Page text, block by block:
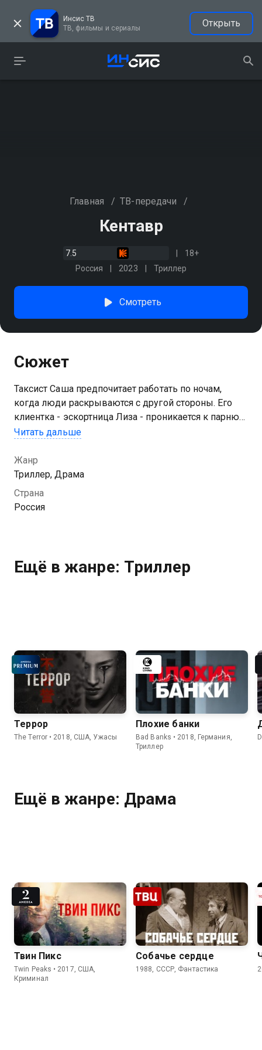
Инсис ТВ
ТВ, фильмы и сериалы
Открыть
Главная / ТВ-передачи /
Кентавр
7.5
18+
Россия
2023 Триллер
Смотреть
Сюжет
Таксист Саша предпочитает работать по ночам,
когда люди раскрываются с другой стороны. Его
клиентка - эскортница Лиза - проникается к парню
симпатией и просит покатать её по делам. Ночь
скрывать
Читать дальше
Жанр
Триллер, Драма
Страна
Россия
Ещё в жанре: Триллер
Террор
The Terror • 2018, США, Ужасы
Плохие банки
Bad Banks • 2018, Германия,
Триллер
Ещё в жанре: Драма
Твин Пикс
Twin Peaks • 2017, США,
Криминал
Собачье сердце
1988, СССР, Фантастика